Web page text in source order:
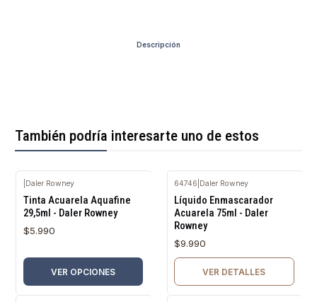
Descripción
También podría interesarte uno de estos
Daler Rowney
Tinta Acuarela Aquafine
29,5ml - Daler Rowney
$5.990
VER OPCIONES
64746 Daler Rowney
Líquido Enmascarador
Acuarela 75ml - Daler
Rowney
$9.990
VER DETALLES